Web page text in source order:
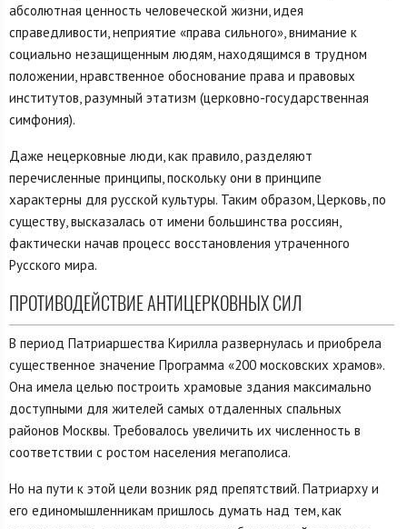
абсолютная ценность человеческой жизни, идея
справедливости, неприятие «права сильного», внимание к
социально незащищенным людям, находящимся в трудном
положении, нравственное обоснование права и правовых
институтов, разумный этатизм (церковно-государственная
симфония).
Даже нецерковные люди, как правило, разделяют
перечисленные принципы, поскольку они в принципе
характерны для русской культуры. Таким образом, Церковь, по
существу, высказалась от имени большинства россиян,
фактически начав процесс восстановления утраченного
Русского мира.
ПРОТИВОДЕЙСТВИЕ АНТИЦЕРКОВНЫХ СИЛ
В период Патриаршества Кирилла развернулась и приобрела
существенное значение Программа «200 московских храмов».
Она имела целью построить храмовые здания максимально
доступными для жителей самых отдаленных спальных
районов Москвы. Требовалось увеличить их численность в
соответствии с ростом населения мегаполиса.
Но на пути к этой цели возник ряд препятствий. Патриарху и
его единомышленникам пришлось думать над тем, как